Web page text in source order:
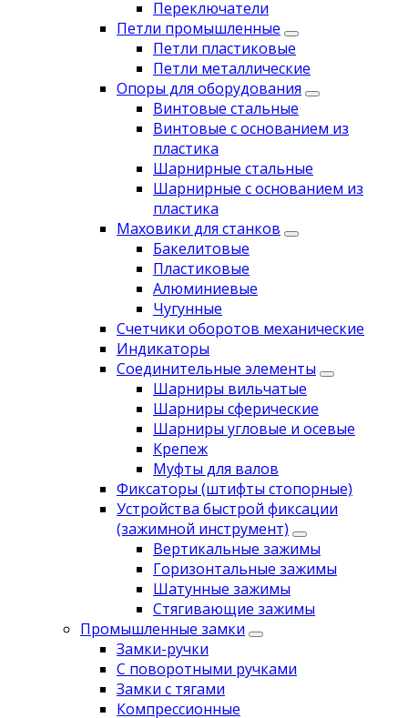
Переключатели
Петли промышленные
Петли пластиковые
Петли металлические
Опоры для оборудования
Винтовые стальные
Винтовые с основанием из
пластика
Шарнирные стальные
Шарнирные с основанием из
пластика
Маховики для станков
Бакелитовые
Пластиковые
Алюминиевые
Чугунные
Счетчики оборотов механические
Индикаторы
Соединительные элементы
Шарниры вильчатые
Шарниры сферические
Шарниры угловые и осевые
Крепеж
Муфты для валов
Фиксаторы (штифты стопорные)
Устройства быстрой фиксации
(зажимной инструмент)
Вертикальные зажимы
Горизонтальные зажимы
Шатунные зажимы
Стягивающие зажимы
Промышленные замки
Замки-ручки
С поворотными ручками
Замки с тягами
Компрессионные